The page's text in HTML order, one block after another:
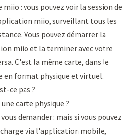
: vous pouvez voir la session de
miio, surveillant tous les
Vous pouvez démarrer la
miio et la terminer avec votre
C'est la même carte, dans le
en format physique et virtuel.
ce pas ?
carte physique ?
demander : mais si vous pouvez
via l'application mobile,